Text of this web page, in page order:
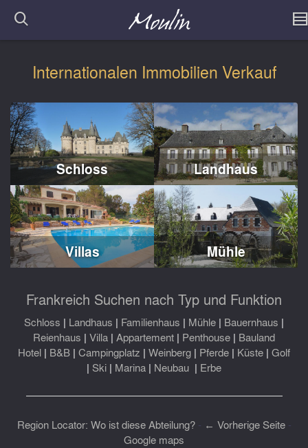
Internationalen Immobilien Verkauf
Schloss Landhaus
Villas Mühle
Frankreich Suchen nach Typ und Funktion
Schloss | Landhaus | Familienhaus | Mühle | Bauernhaus |
Reienhaus | Villa | Appartement | Penthouse | Bauland
Hotel | B&B | Campingplatz | Weinberg | Pferde | Küste | Golf
| Ski | Marina | Neubau | Erbe
Region Locator: Wo ist diese Abteilung?- ← Vorherige Seite-
Google maps